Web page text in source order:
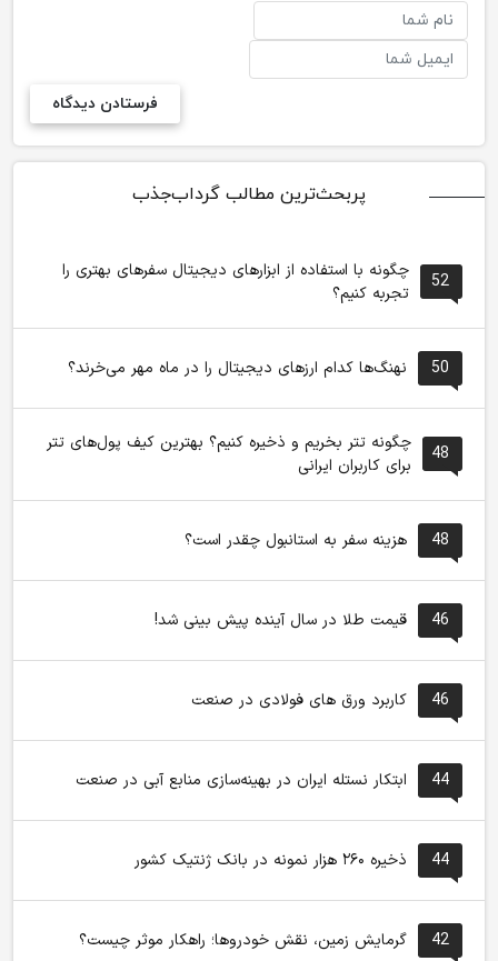
پربحث‌ترین مطالب گرداب‌جذب
52
چگونه با استفاده از ابزارهای دیجیتال سفرهای بهتری را
تجربه کنیم؟
50 نهنگ‌ها کدام ارزهای دیجیتال را در ماه مهر می‌خرند؟
48
چگونه تتر بخریم و ذخیره کنیم؟ بهترین کیف پول‌های تتر
برای کاربران ایرانی
48 هزینه سفر به استانبول چقدر است؟
46 قیمت طلا در سال آینده پیش بینی شد!
46 کاربرد ورق های فولادی در صنعت
44 ابتکار نستله ایران در بهینه‌سازی منابع آبی در صنعت
44 ذخیره ۲۶۰ هزار نمونه در بانک ژنتیک کشور
42 گرمایش زمین، نقش خودروها؛ راهکار موثر چیست؟